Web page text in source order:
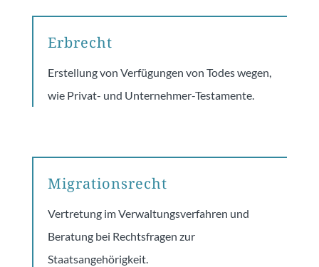
Erbrecht
Erstellung von Verfügungen von Todes wegen,
wie Privat- und Unternehmer-Testamente.
Migrationsrecht
Vertretung im Verwaltungsverfahren und
Beratung bei Rechtsfragen zur
Staatsangehörigkeit.